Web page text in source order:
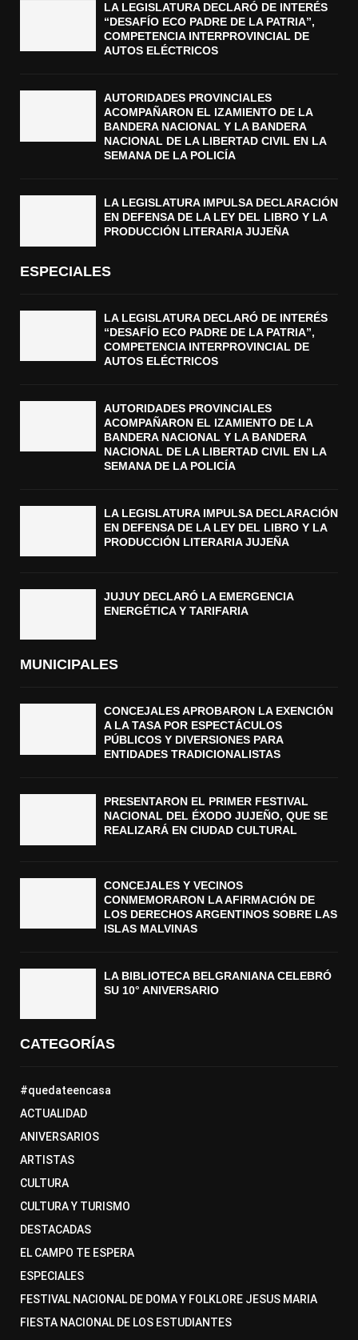
LA LEGISLATURA DECLARÓ DE INTERÉS
“DESAFÍO ECO PADRE DE LA PATRIA”,
COMPETENCIA INTERPROVINCIAL DE
AUTOS ELÉCTRICOS
AUTORIDADES PROVINCIALES
ACOMPAÑARON EL IZAMIENTO DE LA
BANDERA NACIONAL Y LA BANDERA
NACIONAL DE LA LIBERTAD CIVIL EN LA
SEMANA DE LA POLICÍA
LA LEGISLATURA IMPULSA DECLARACIÓN
EN DEFENSA DE LA LEY DEL LIBRO Y LA
PRODUCCIÓN LITERARIA JUJEÑA
ESPECIALES
LA LEGISLATURA DECLARÓ DE INTERÉS
“DESAFÍO ECO PADRE DE LA PATRIA”,
COMPETENCIA INTERPROVINCIAL DE
AUTOS ELÉCTRICOS
AUTORIDADES PROVINCIALES
ACOMPAÑARON EL IZAMIENTO DE LA
BANDERA NACIONAL Y LA BANDERA
NACIONAL DE LA LIBERTAD CIVIL EN LA
SEMANA DE LA POLICÍA
LA LEGISLATURA IMPULSA DECLARACIÓN
EN DEFENSA DE LA LEY DEL LIBRO Y LA
PRODUCCIÓN LITERARIA JUJEÑA
JUJUY DECLARÓ LA EMERGENCIA
ENERGÉTICA Y TARIFARIA
MUNICIPALES
CONCEJALES APROBARON LA EXENCIÓN
A LA TASA POR ESPECTÁCULOS
PÚBLICOS Y DIVERSIONES PARA
ENTIDADES TRADICIONALISTAS
PRESENTARON EL PRIMER FESTIVAL
NACIONAL DEL ÉXODO JUJEÑO, QUE SE
REALIZARÁ EN CIUDAD CULTURAL
CONCEJALES Y VECINOS
CONMEMORARON LA AFIRMACIÓN DE
LOS DERECHOS ARGENTINOS SOBRE LAS
ISLAS MALVINAS
LA BIBLIOTECA BELGRANIANA CELEBRÓ
SU 10° ANIVERSARIO
CATEGORÍAS
#quedateencasa
ACTUALIDAD
ANIVERSARIOS
ARTISTAS
CULTURA
CULTURA Y TURISMO
DESTACADAS
EL CAMPO TE ESPERA
ESPECIALES
FESTIVAL NACIONAL DE DOMA Y FOLKLORE JESUS MARIA
FIESTA NACIONAL DE LOS ESTUDIANTES